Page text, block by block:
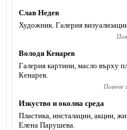
Слав Недев
Художник. Галерия
Володя Кенарев
Галерия картини, масло върху
Кенарев.
Повече
Изкуство и околна среда
Пластика, инсталации, акции,
Елена Парушева.